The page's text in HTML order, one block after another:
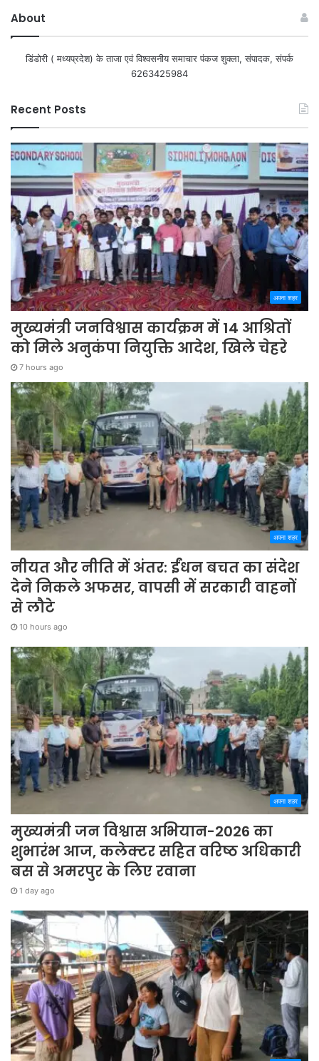
About
डिंडोरी ( मध्यप्रदेश) के ताजा एवं विश्वसनीय समाचार पंकज शुक्ला, संपादक, संपर्क
6263425984
Recent Posts
अपना शहर
मुख्यमंत्री जनविश्वास कार्यक्रम में 14 आश्रितों
को मिले अनुकंपा नियुक्ति आदेश, खिले चेहरे
7 hours ago
अपना शहर
नीयत और नीति में अंतर: ईंधन बचत का संदेश
देने निकले अफसर, वापसी में सरकारी वाहनों
से लौटे
10 hours ago
अपना शहर
मुख्यमंत्री जन विश्वास अभियान-2026 का
शुभारंभ आज, कलेक्टर सहित वरिष्ठ अधिकारी
बस से अमरपुर के लिए रवाना
1 day ago